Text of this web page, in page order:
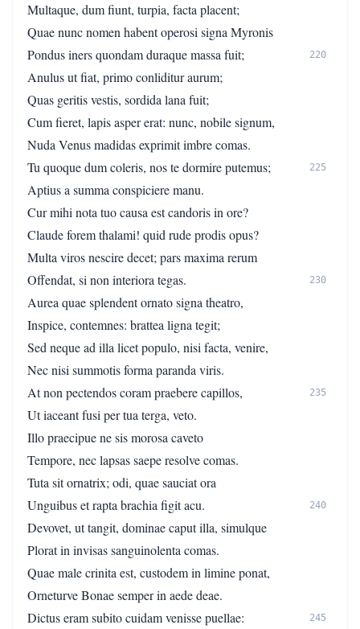
Multaque, dum fiunt, turpia, facta placent;
Quae nunc nomen habent operosi signa Myronis
Pondus iners quondam duraque massa fuit;
220
Anulus ut fiat, primo conliditur aurum;
Quas geritis vestis, sordida lana fuit;
Cum fieret, lapis asper erat: nunc, nobile signum,
Nuda Venus madidas exprimit imbre comas.
Tu quoque dum coleris, nos te dormire putemus;
225
Aptius a summa conspiciere manu.
Cur mihi nota tuo causa est candoris in ore?
Claude forem thalami! quid rude prodis opus?
Multa viros nescire decet; pars maxima rerum
Offendat, si non interiora tegas.
230
Aurea quae splendent ornato signa theatro,
Inspice, contemnes: brattea ligna tegit;
Sed neque ad illa licet populo, nisi facta, venire,
Nec nisi summotis forma paranda viris.
At non pectendos coram praebere capillos,
235
Ut iaceant fusi per tua terga, veto.
Illo praecipue ne sis morosa caveto
Tempore, nec lapsas saepe resolve comas.
Tuta sit ornatrix; odi, quae sauciat ora
Unguibus et rapta brachia figit acu.
240
Devovet, ut tangit, dominae caput illa, simulque
Plorat in invisas sanguinolenta comas.
Quae male crinita est, custodem in limine ponat,
Orneturve Bonae semper in aede deae.
Dictus eram subito cuidam venisse puellae:
245